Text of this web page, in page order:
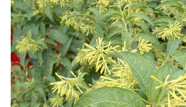
PLANTES
RUSTIQUES
PLANTES
RETOMBANTES